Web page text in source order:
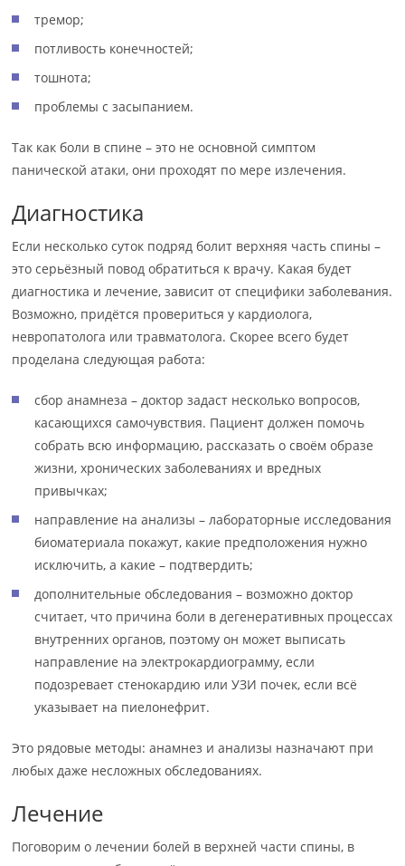
тремор;
потливость конечностей;
тошнота;
проблемы с засыпанием.
Так как боли в спине – это не основной симптом
панической атаки, они проходят по мере излечения.
Диагностика
Если несколько суток подряд болит верхняя часть спины –
это серьёзный повод обратиться к врачу. Какая будет
диагностика и лечение, зависит от специфики заболевания.
Возможно, придётся провериться у кардиолога,
невропатолога или травматолога. Скорее всего будет
проделана следующая работа:
сбор анамнеза – доктор задаст несколько вопросов,
касающихся самочувствия. Пациент должен помочь
собрать всю информацию, рассказать о своём образе
жизни, хронических заболеваниях и вредных
привычках;
направление на анализы – лабораторные исследования
биоматериала покажут, какие предположения нужно
исключить, а какие – подтвердить;
дополнительные обследования – возможно доктор
считает, что причина боли в дегенеративных процессах
внутренних органов, поэтому он может выписать
направление на электрокардиограмму, если
подозревает стенокардию или УЗИ почек, если всё
указывает на пиелонефрит.
Это рядовые методы: анамнез и анализы назначают при
любых даже несложных обследованиях.
Лечение
Поговорим о лечении болей в верхней части спины, в